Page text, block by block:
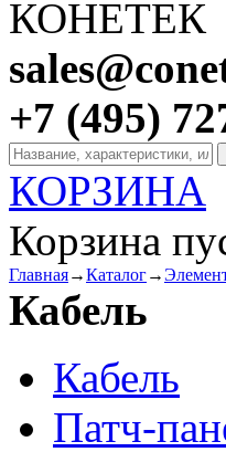
+7 (495)
КОРЗИНА
Корзина
Главная→Каталог→
Кабель
Кабель
Патч-